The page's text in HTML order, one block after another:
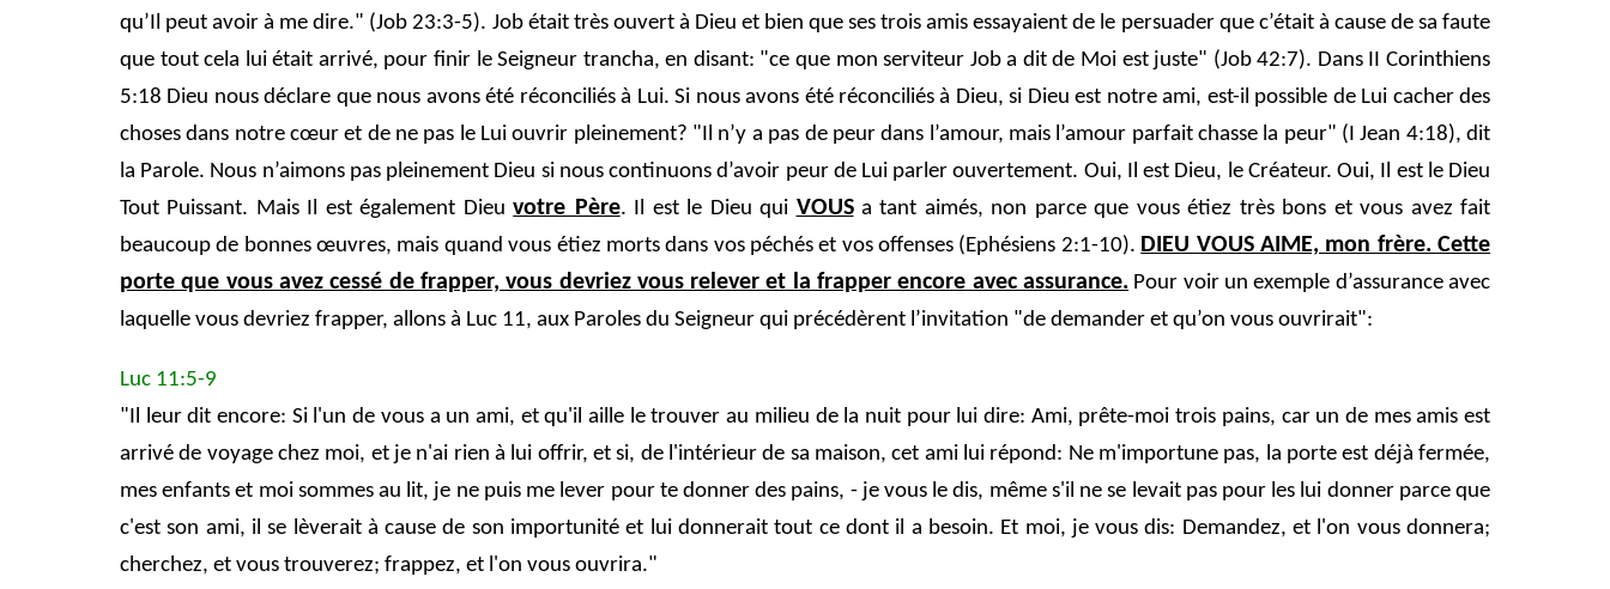
qu’Il peut avoir à me dire." (Job 23:3-5). Job était très ouvert à Dieu et bien que ses trois amis essayaient de le persuader que c’était à cause de sa faute
que tout cela lui était arrivé, pour finir le Seigneur trancha, en disant: "ce que mon serviteur Job a dit de Moi est juste" (Job 42:7). Dans II Corinthiens
5:18 Dieu nous déclare que nous avons été réconciliés à Lui. Si nous avons été réconciliés à Dieu, si Dieu est notre ami, est-il possible de Lui cacher des
choses dans notre cœur et de ne pas le Lui ouvrir pleinement? "Il n’y a pas de peur dans l’amour, mais l’amour parfait chasse la peur" (I Jean 4:18), dit
la Parole. Nous n’aimons pas pleinement Dieu si nous continuons d’avoir peur de Lui parler ouvertement. Oui, Il est Dieu, le Créateur. Oui, Il est le Dieu
Tout Puissant. Mais Il est également Dieuvotre Père. Il est le Dieu qui VOUSa tant aimés, non parce que vous étiez très bons et vous avez fait
beaucoup de bonnes œuvres, mais quand vous étiez morts dans vos péchés et vos offenses (Ephésiens 2:1-10). DIEU VOUS AIME, mon frère. Cette
porte que vous avez cessé de frapper, vous devriez vous relever et la frapper encore avec assurance. Pour voir un exemple d’assurance avec
laquelle vous devriez frapper, allons à Luc 11, aux Paroles du Seigneur qui précédèrent l’invitation "de demander et qu’on vous ouvrirait":
Luc 11:5-9
"Il leur dit encore: Si l'un de vous a un ami, et qu'il aille le trouver au milieu de la nuit pour lui dire: Ami, prête-moi trois pains, car un de mes amis est
arrivé de voyage chez moi, et je n'ai rien à lui offrir, et si, de l'intérieur de sa maison, cet ami lui répond: Ne m'importune pas, la porte est déjà fermée,
mes enfants et moi sommes au lit, je ne puis me lever pour te donner des pains, - je vous le dis, même s'il ne se levait pas pour les lui donner parce que
c'est son ami, il se lèverait à cause de son importunité et lui donnerait tout ce dont il a besoin. Et moi, je vous dis: Demandez, et l'on vous donnera;
cherchez, et vous trouverez; frappez, et l'on vous ouvrira."